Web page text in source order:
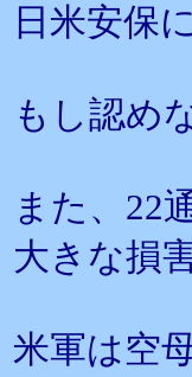
日米安保
もし認め
また、22
大きな損
米軍は空